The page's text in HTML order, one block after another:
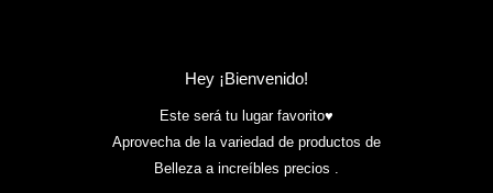
Hey ¡Bienvenido!
Este será tu lugar favorito♥️
Aprovecha de la variedad de productos de
Belleza a increíbles precios .